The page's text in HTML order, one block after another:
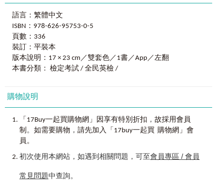
背單字順便學文法！書中單字除了搭配例句外，更補充說明
重點文法，加上劉婕老師真人講解「文法影片」，手機使用
「Youtor App」掃描QR Code即可觀看！
3大品質保證
保證最新
完全依照LTTC官方最新字表，並依照考試出現頻率依序分成
最高頻率單字、高頻率單字、中頻率單字，讓你實力不落
保證最優
生字等延伸補充以及簡易文法，內容多元，不只最專業，更
提供全方面的學習！
用手機下載「Youtor App（內含VRP虛擬點讀筆）」，手機掃
片，迅速累積實力！
B∣background ～ buzz
C∣cafe ～ cushion
D∣dam ～ dynasty
E∣eager ～ extremely
F∣facial ～ furnished
G∣gallery ～ guilt
H∣habitual ～ hydrogen
I∣iceberg ～ itch
K∣keen ～knowledgeable
L∣label ～ luxury
N∣naked ～ nutrition
O∣objective ～ ownership
P∣pace ～ pursue
R∣radar ～ rural
T∣tack ～ typing
大編輯群、校對和排版人員，才誕生了此書。不過百密必有
一疏，也希望讀者能不吝嗇來信指教。希望這本用心的單字
書可以幫助更多的讀者提升英文實力，讓你不必東查西找，
就能將單字學習一次到位。我也會繼續秉持著「改變、創
新、思考」的信念，在英文教學的道路上持續努力。敬祝各
位讀者，步步高升、英文能力突飛猛進！
語言：繁體中文
ISBN：978-626-95753-0-5
頁數：336
裝訂：平裝本
版本說明：17 × 23 cm／雙套色／1書／App／左翻
本書分類： 檢定考試 / 全民英檢 /
購物說明
「17Buy一起買購物網」因享有特別折扣 ， 故採用會員
制 。 如需要購物 ， 請先加入「17buy一起買 購物網」會
員。
初次使用本網站，如遇到相關問題，可至會員專區 / 會員
常見問題中查詢。